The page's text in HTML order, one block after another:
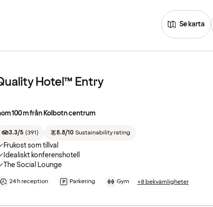
Se karta
Hotel™ Entry
100 m från Kolbotn centrum
3.3/5 (391) 8.8/10 Sustainability rating
Frukost som tillval
Idealiskt konferenshotell
The Social Lounge
24 h reception Parkering Gym +8 bekvämligheter